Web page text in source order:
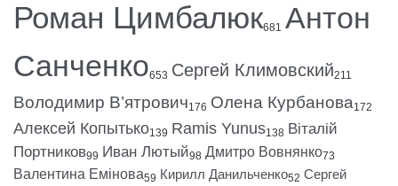
Роман Цимбалюк681 Антон
Санченко653 Сергей Климовский211
Володимир В’ятрович176 Олена Курбанова172
Алексей Копытько139 Ramis Yunus138 Віталій
Портников99 Иван Лютый98 Дмитро Вовнянко73
Валентина Емінова59 Кирилл Данильченко52 Сергей